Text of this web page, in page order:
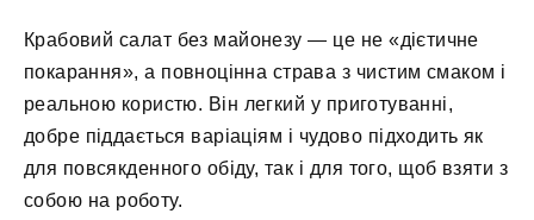
Крабовий салат без майонезу — це не «дієтичне
покарання», а повноцінна страва з чистим смаком і
реальною користю. Він легкий у приготуванні,
добре піддається варіаціям і чудово підходить як
для повсякденного обіду, так і для того, щоб взяти з
собою на роботу.